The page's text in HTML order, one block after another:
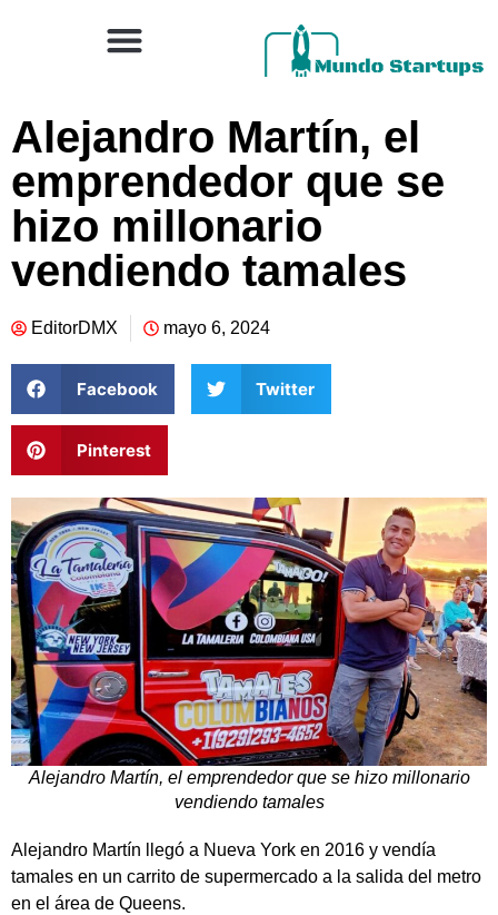
Alejandro Martín, el
emprendedor que se
hizo millonario
vendiendo tamales
EditorDMX mayo 6, 2024
Facebook Twitter
Pinterest
Alejandro Martín, el emprendedor que se hizo millonario
vendiendo tamales
Alejandro Martín llegó a Nueva York en 2016 y vendía
tamales en un carrito de supermercado a la salida del metro
en el área de Queens.